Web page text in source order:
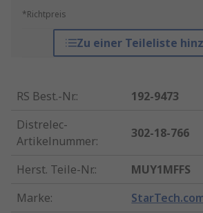
*Richtpreis
Zu einer Teileliste
RS Best.-Nr.:
192-9473
Distrelec-
Artikelnummer:
302-18-766
Herst. Teile-Nr.:
MUY1MFFS
Marke: